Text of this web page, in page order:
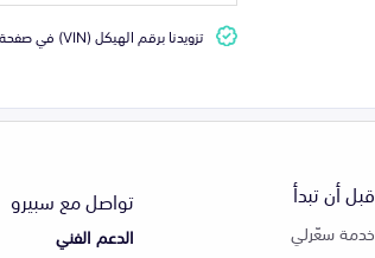
تزويدنا برقم الهيكل (VIN) في صفحة السلة يضمن التطابق التام للقطعة مع سيارتك
قبل أن تبدأ
خدمة سعّرلي
تواصل مع سبيرو
الدعم الفني